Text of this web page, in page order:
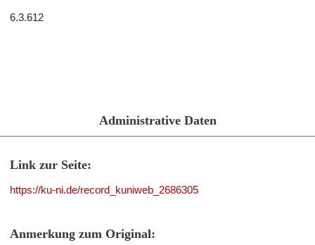
6.3.612
Administrative Daten
Link zur Seite:
https://ku-ni.de/record_kuniweb_2686305
Anmerkung zum Original: